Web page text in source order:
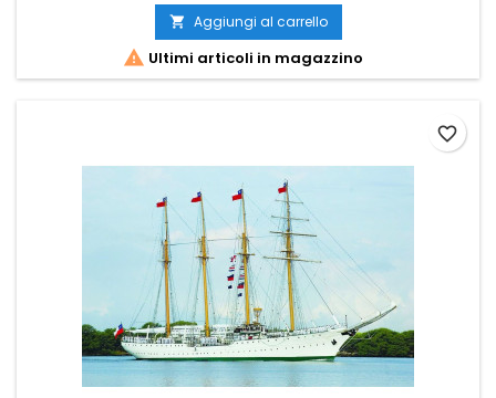
 Aggiungi al carrello
 Ultimi articoli in magazzino
favorite_border